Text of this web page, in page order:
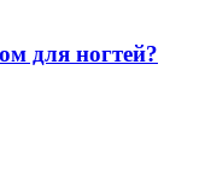
для ногтей?